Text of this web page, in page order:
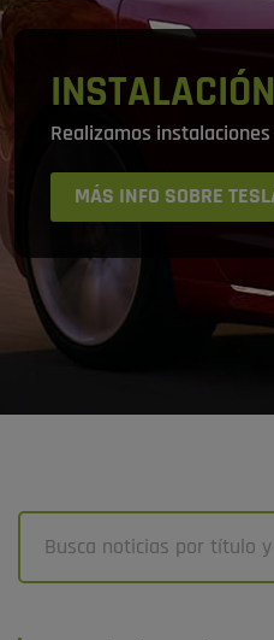
Realizamos
MÁS INFO SOBRE